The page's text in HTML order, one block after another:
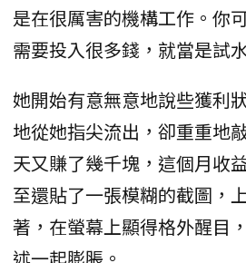
是在很厲害的機構工作。你
需要投入很多錢，就當是試水
她開始有意無意地說些獲利
地從她指尖流出，卻重重地
天又賺了幾千塊，這個月收
至還貼了一張模糊的截圖，
著，在螢幕上顯得格外醒目